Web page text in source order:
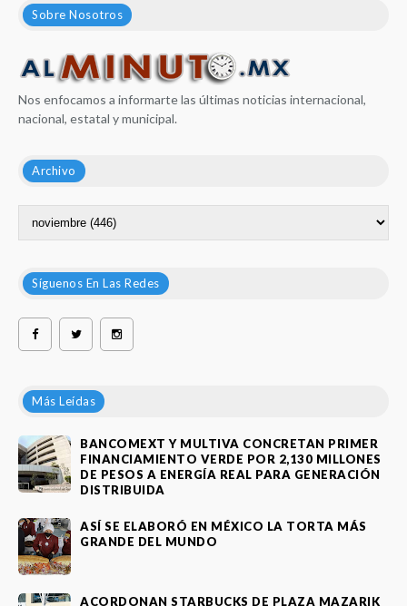
Sobre Nosotros
Nos enfocamos a informarte las últimas noticias internacional,
nacional, estatal y municipal.
Archivo
Síguenos En Las Redes
Más Leídas
BANCOMEXT Y MULTIVA CONCRETAN PRIMER
FINANCIAMIENTO VERDE POR 2,130 MILLONES
DE PESOS A ENERGÍA REAL PARA GENERACIÓN
DISTRIBUIDA
ASÍ SE ELABORÓ EN MÉXICO LA TORTA MÁS
GRANDE DEL MUNDO
ACORDONAN STARBUCKS DE PLAZA MAZARIK